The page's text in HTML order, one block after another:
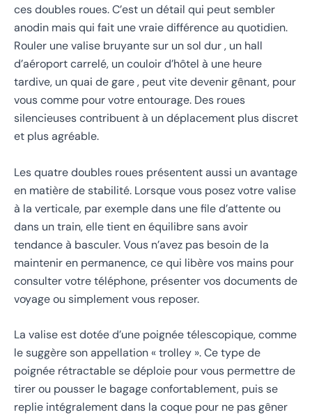
ces doubles roues. C’est un détail qui peut sembler
anodin mais qui fait une vraie différence au quotidien.
Rouler une valise bruyante sur un sol dur , un hall
d’aéroport carrelé, un couloir d’hôtel à une heure
tardive, un quai de gare , peut vite devenir gênant, pour
vous comme pour votre entourage. Des roues
silencieuses contribuent à un déplacement plus discret
et plus agréable.
Les quatre doubles roues présentent aussi un avantage
en matière de stabilité. Lorsque vous posez votre valise
à la verticale, par exemple dans une file d’attente ou
dans un train, elle tient en équilibre sans avoir
tendance à basculer. Vous n’avez pas besoin de la
maintenir en permanence, ce qui libère vos mains pour
consulter votre téléphone, présenter vos documents de
voyage ou simplement vous reposer.
La valise est dotée d’une poignée télescopique, comme
le suggère son appellation « trolley ». Ce type de
poignée rétractable se déploie pour vous permettre de
tirer ou pousser le bagage confortablement, puis se
replie intégralement dans la coque pour ne pas gêner